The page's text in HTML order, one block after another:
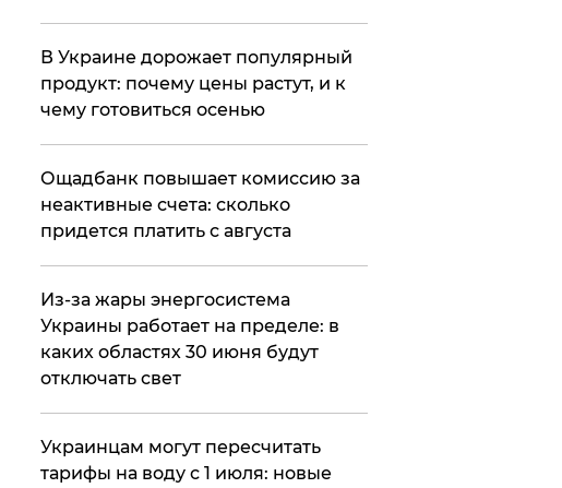
В Украине дорожает популярный
продукт: почему цены растут, и к
чему готовиться осенью
​Ощадбанк повышает комиссию за
неактивные счета: сколько
придется платить с августа
Из-за жары энергосистема
Украины работает на пределе: в
каких областях 30 июня будут
отключать свет
Украинцам могут пересчитать
тарифы на воду с 1 июля: новые